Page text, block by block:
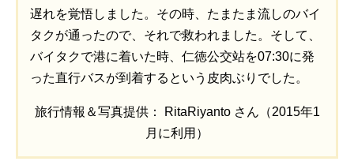
遅れを覚悟しました。その時、たまたま流しのバイ
タクが通ったので、それで救われました。そして、
バイタクで港に着いた時、仁徳公交站を07:30に発
った直行バスが到着するという皮肉ぶりでした。
旅行情報＆写真提供： RitaRiyanto さん（2015年1
月に利用）